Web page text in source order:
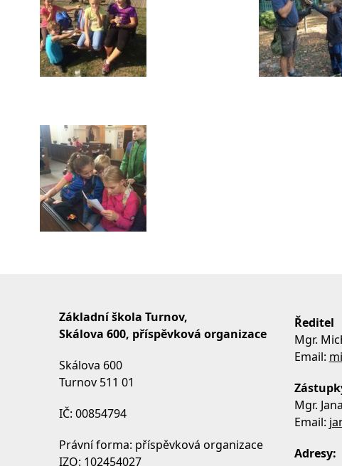
Základní škola Turnov,
Skálova 600, příspěvková organizace
Skálova 600
Turnov 511 01
IČ: 00854794
Právní forma: příspěvková organizace
IZO: 102454027
Ředitel
Mgr.
Email:
Mgr.
Email:
Adresy: